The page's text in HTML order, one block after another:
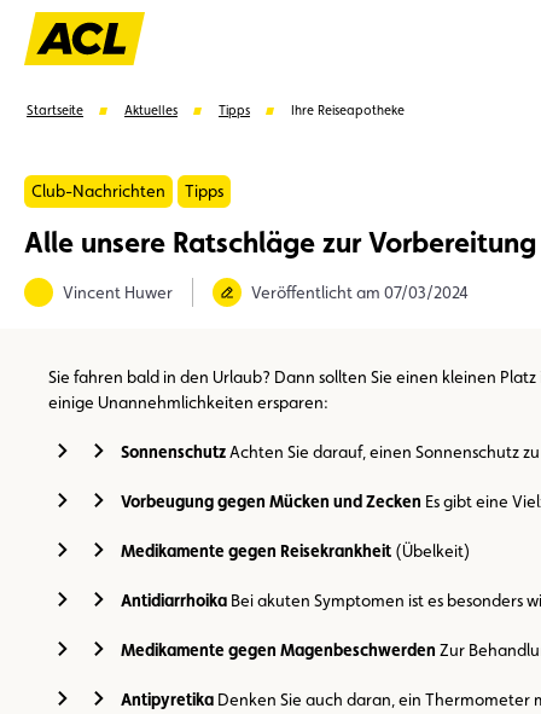
Vorschläge
Startseite Aktuelles Tipps Ihre Reiseapotheke
Club-Nachrichten Tipps
Alle unsere Ratschläge zur
Vincent Huwer Veröffentlicht am 07/03/2024
Sie fahren bald in den Urlaub? Dann sollten Sie einen kleinen
einige Unannehmlichkeiten ersparen:
SonnenschutzAchten Sie darauf, einen Sonnenschutz
Vorbeugung gegen Mücken und Zecken Es gibt eine
Medikamente gegen Reisekrankheit (Übelkeit)
Antidiarrhoika Bei akuten Symptomen ist es besonders
Medikamente gegen Magenbeschwerden Zur
Antipyretika Denken Sie auch daran, ein Thermometer